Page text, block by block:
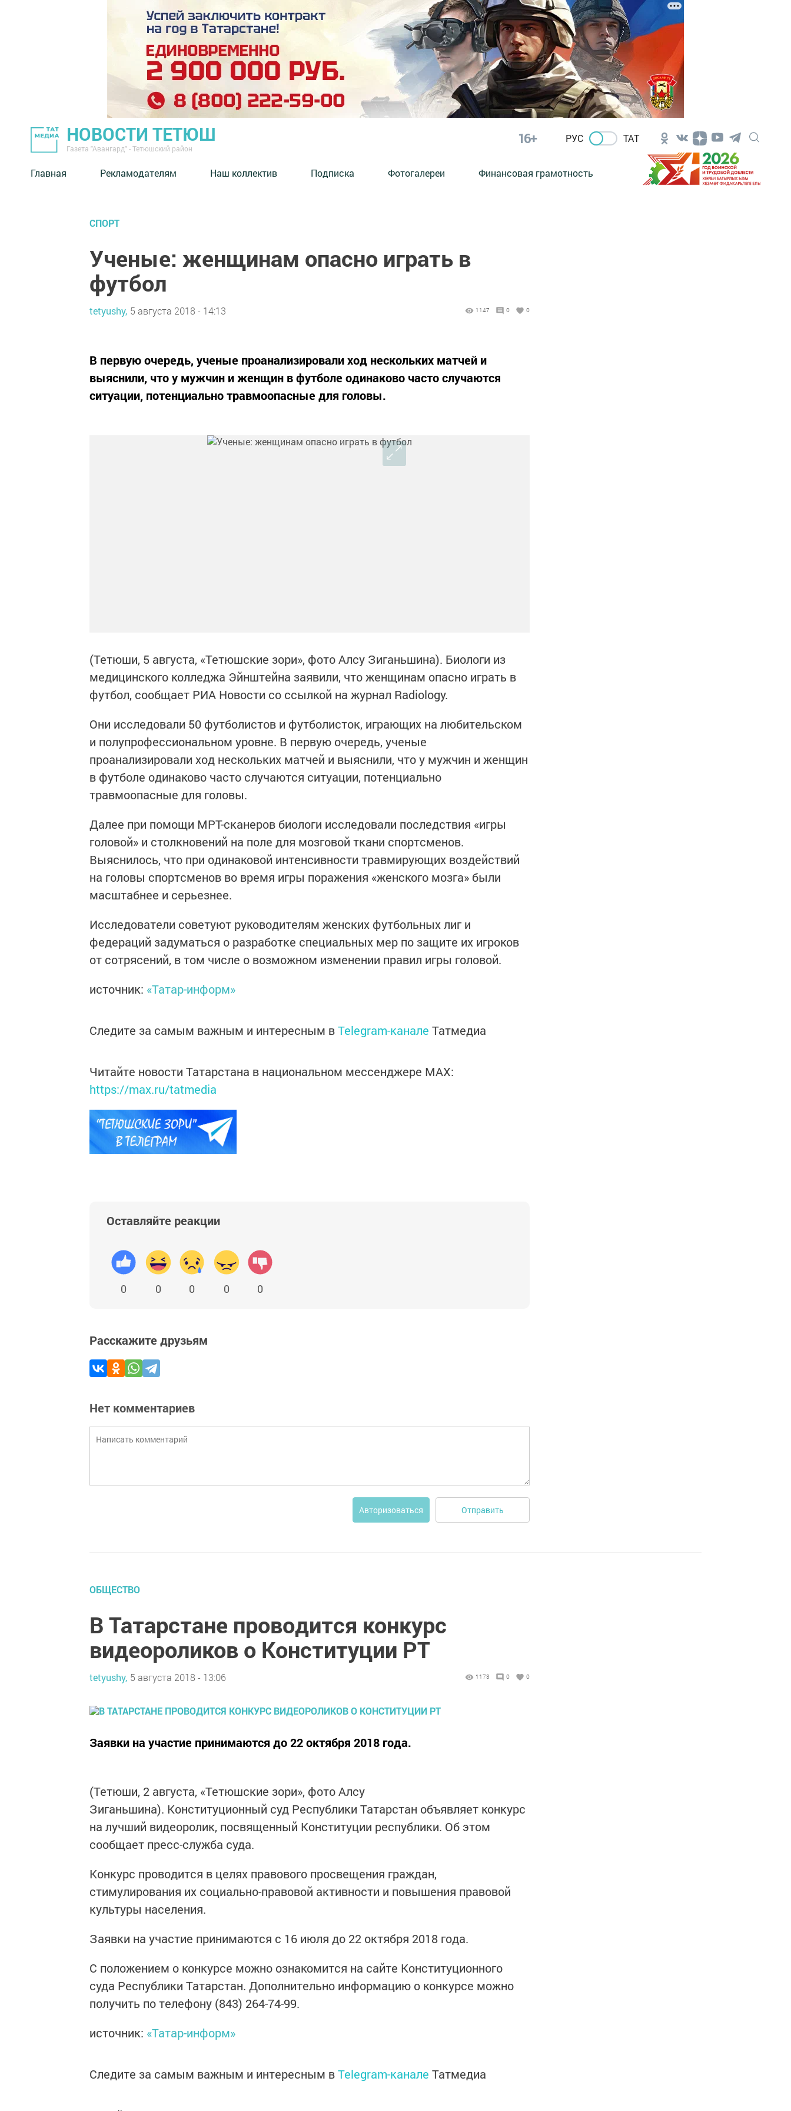
НОВОСТИ ТЕТЮШ
Газета "Авангард" - Тетюшский район
16+ РУС ТАТ
Главная Рекламодателям Наш коллектив Подписка Фотогалереи Финансовая грамотность
СПОРТ
Ученые: женщинам опасно играть в
футбол
tetyushy, 5 августа 2018 - 14:13 1147 0 0
В первую очередь, ученые проанализировали ход нескольких матчей и
выяснили, что у мужчин и женщин в футболе одинаково часто случаются
ситуации, потенциально травмоопасные для головы.
(Тетюши, 5 августа, «Тетюшские зори», фото Алсу Зиганьшина). Биологи из
медицинского колледжа Эйнштейна заявили, что женщинам опасно играть в
футбол, сообщает РИА Новости со ссылкой на журнал Radiology.
Они исследовали 50 футболистов и футболисток, играющих на любительском
и полупрофессиональном уровне. В первую очередь, ученые
проанализировали ход нескольких матчей и выяснили, что у мужчин и женщин
в футболе одинаково часто случаются ситуации, потенциально
травмоопасные для головы.
Далее при помощи МРТ-сканеров биологи исследовали последствия «игры
головой» и столкновений на поле для мозговой ткани спортсменов.
Выяснилось, что при одинаковой интенсивности травмирующих воздействий
на головы спортсменов во время игры поражения «женского мозга» были
масштабнее и серьезнее.
Исследователи советуют руководителям женских футбольных лиг и
федераций задуматься о разработке специальных мер по защите их игроков
от сотрясений, в том числе о возможном изменении правил игры головой.
источник: «Татар-информ»
Следите за самым важным и интересным вTelegram-канале Татмедиа
Читайте новости Татарстана в национальном мессенджере MАХ:
https://max.ru/tatmedia
Оставляйте реакции
0 0 0 0 0
Расскажите друзьям
Нет комментариев
Авторизоваться Отправить
ОБЩЕСТВО
В Татарстане проводится конкурс
видеороликов о Конституции РТ
tetyushy, 5 августа 2018 - 13:06 1173 0 0
Заявки на участие принимаются до 22 октября 2018 года.
(Тетюши, 2 августа, «Тетюшские зори», фото Алсу
Зиганьшина). Конституционный суд Республики Татарстан объявляет конкурс
на лучший видеоролик, посвященный Конституции республики. Об этом
сообщает пресс-служба суда.
Конкурс проводится в целях правового просвещения граждан,
стимулирования их социально-правовой активности и повышения правовой
культуры населения.
Заявки на участие принимаются с 16 июля до 22 октября 2018 года.
С положением о конкурсе можно ознакомится на сайте Конституционного
суда Республики Татарстан. Дополнительно информацию о конкурсе можно
получить по телефону (843) 264-74-99.
источник: «Татар-информ»
Следите за самым важным и интересным вTelegram-канале Татмедиа